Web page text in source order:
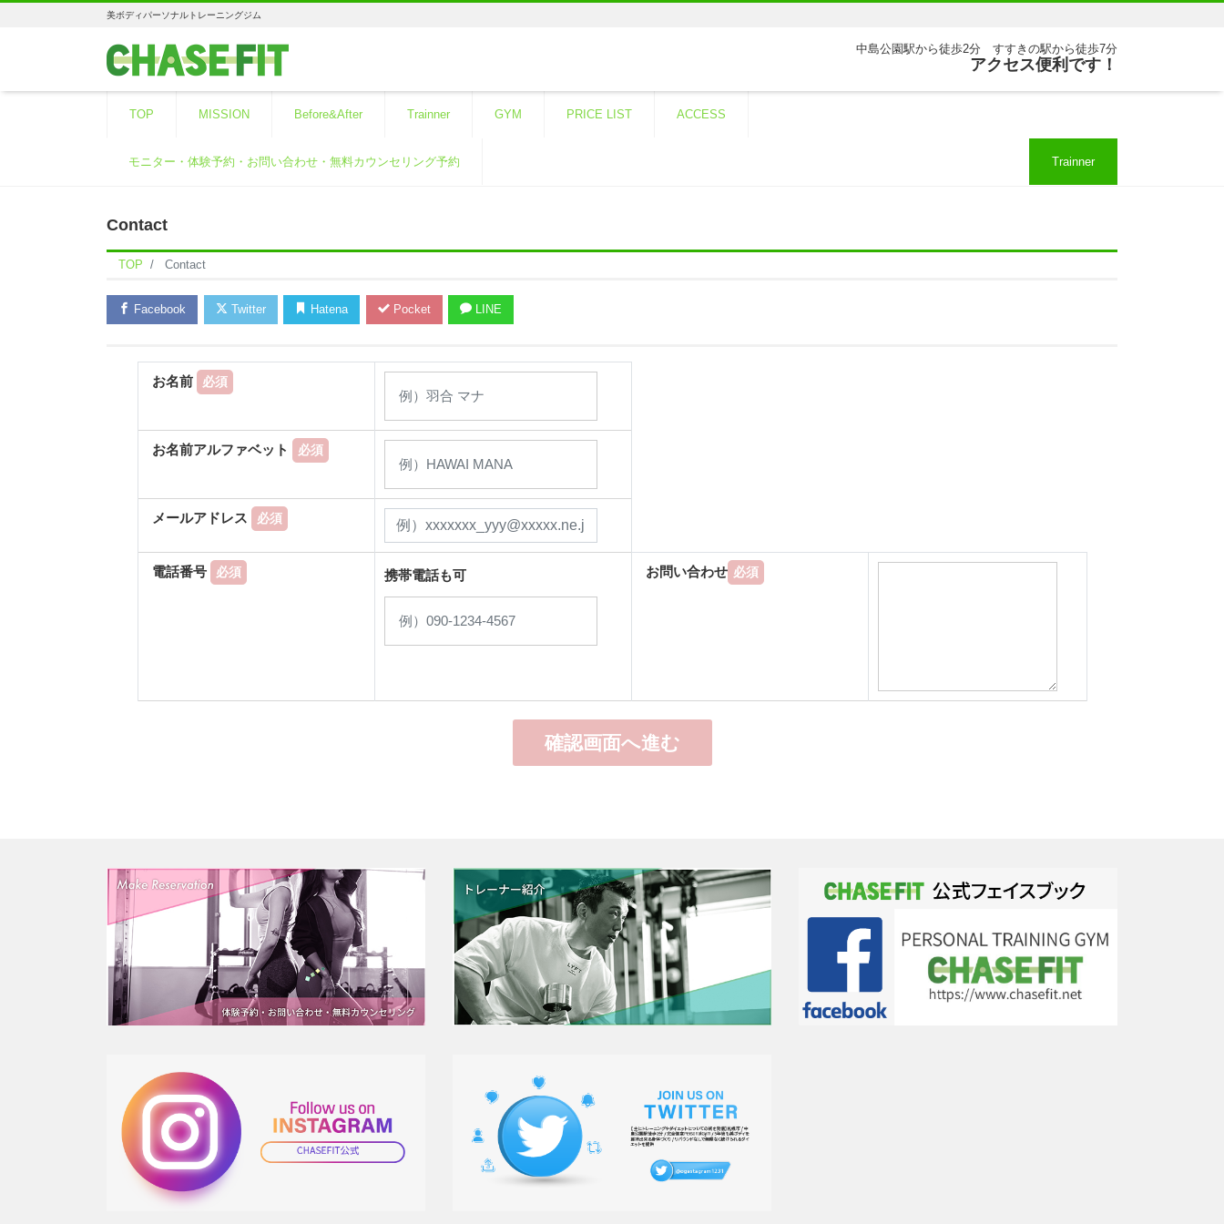
美ボディパーソナルトレーニングジム
中島公園駅から徒歩2分 すすきの駅から徒歩7分
アクセス便利です！
TOP MISSION Before&After Trainner GYM PRICE LIST ACCESS
モニター・体験予約・お問い合わせ・無料カウンセリング予約 Trainner
Contact
TOP Contact
Facebook Twitter Hatena Pocket LINE
お名前 必須
お名前アルファベット 必須
メールアドレス 必須
電話番号 必須 携帯電話も可 お問い合わせ 必須